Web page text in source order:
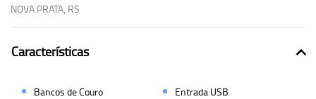
NOVA PRATA, RS
Características
Bancos de Couro
Entrada USB